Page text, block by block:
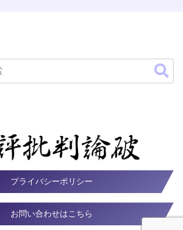
プライバシーポリシー
お問い合わせはこちら